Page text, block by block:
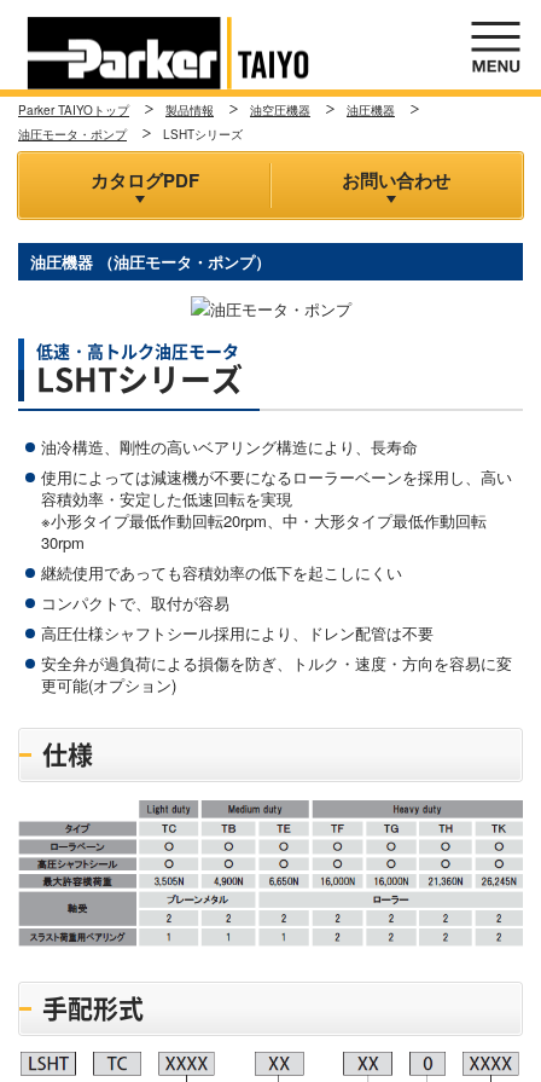
Parker TAIYOトップ 製品情報 油空圧機器
油圧機器
油圧モータ・ポンプ
LSHTシリーズ
カタログPDF お問い合わせ
油圧機器 （油圧モータ・ポンプ）
低速・高トルク油圧モータ
LSHTシリーズ
油冷構造、剛性の高いベアリング構造により、長寿命
使用によっては減速機が不要になるローラーベーンを採用し、高い
容積効率・安定した低速回転を実現
※小形タイプ最低作動回転20rpm、中・大形タイプ最低作動回転
30rpm
継続使用であっても容積効率の低下を起こしにくい
コンパクトで、取付が容易
高圧仕様シャフトシール採用により、ドレン配管は不要
安全弁が過負荷による損傷を防ぎ、トルク・速度・方向を容易に変
更可能(オプション)
仕様
手配形式